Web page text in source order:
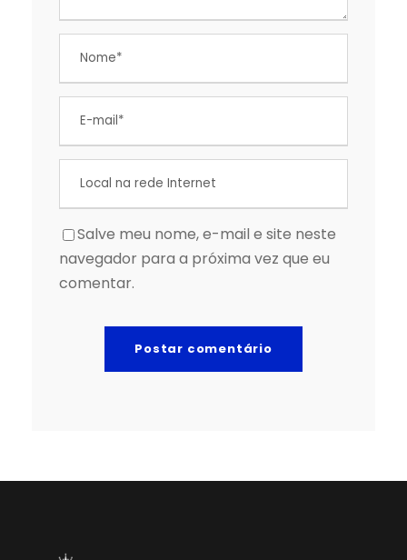
Salve meu nome, e-mail e site neste
navegador para a próxima vez que eu
comentar.